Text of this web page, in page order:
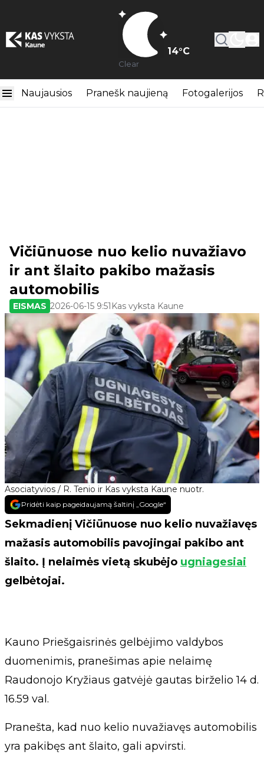
14°C
Clear
Naujausios Pranešk naujieną Fotogalerijos
Asociatyvios / R. Tenio ir Kas vyksta Kaune nuotr.
Vičiūnuose nuo kelio nuvažiavo
ir ant šlaito pakibo mažasis
automobilis
EISMAS 2026-06-15 9:51 Kas vyksta Kaune
Pridėti kaip pageidaujamą šaltinį „Google“
Sekmadienį Vičiūnuose nuo kelio nuvažiavęs
mažasis automobilis pavojingai pakibo ant
šlaito. Į nelaimės vietą skubėjo ugniagesiai
gelbėtojai.
Kauno Priešgaisrinės gelbėjimo valdybos
duomenimis, pranešimas apie nelaimę
Raudonojo Kryžiaus gatvėjė gautas birželio 14 d.
16.59 val.
Pranešta, kad nuo kelio nuvažiavęs automobilis
yra pakibęs ant šlaito, gali apvirsti.